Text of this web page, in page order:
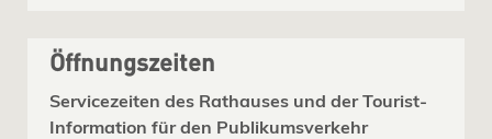
Öffnungszeiten
Servicezeiten des Rathauses und der Tourist-
Information für den Publikumsverkehr